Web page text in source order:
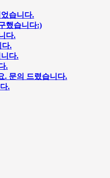
습니다.
했습니다:)
다.
다.
다.
.
. 문의 드렸습니다.
.